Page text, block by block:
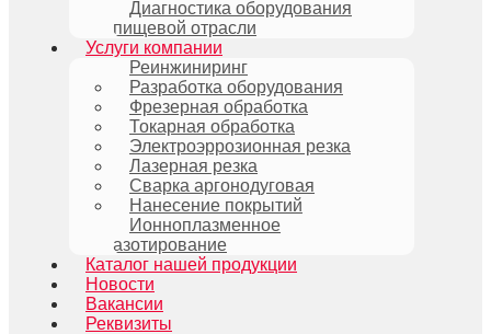
Диагностика оборудования
пищевой отрасли
Услуги компании
Реинжиниринг
Разработка оборудования
Фрезерная обработка
Токарная обработка
Электроэррозионная резка
Лазерная резка
Сварка аргонодуговая
Нанесение покрытий
Ионноплазменное
азотирование
Каталог нашей продукции
Новости
Вакансии
Реквизиты